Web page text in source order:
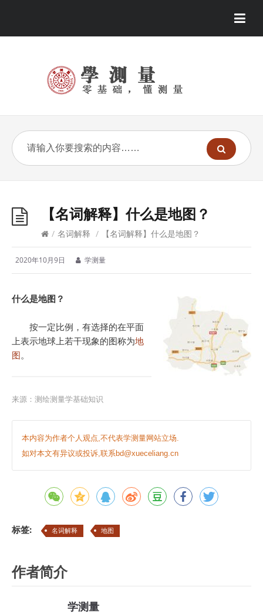
【名词解释】什么是地图？
/ 名词解释 / 【名词解释】什么是地图？
2020年10月9日 学测量
什么是地图？
按一定比例，有选择的在平面
上表示地球上若干现象的图称为地
图。
来源：测绘测量学基础知识
本内容为作者个人观点,不代表学测量网站立场.
如对本文有异议或投诉,联系bd@xueceliang.cn
标签: 名词解释 地图
作者简介
学测量